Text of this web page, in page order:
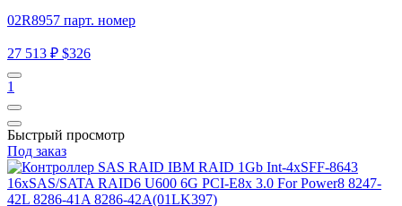
02R8957 парт. номер
27 513 ₽ $326
1
Быстрый просмотр
Под заказ